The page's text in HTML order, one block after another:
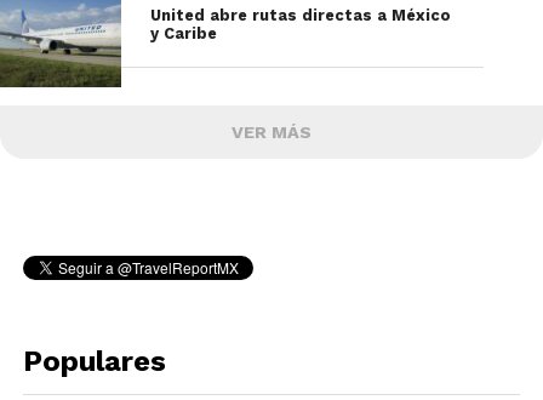
United abre rutas directas a México
y Caribe
VER MÁS
Populares